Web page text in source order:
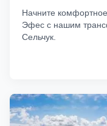
Начните
Эфес с нашим
Сельчук.